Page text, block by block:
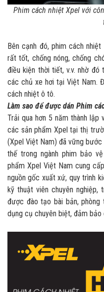
Phim cách nhiệt Xpel với
Bên cạnh đó, phim cách
rất tốt, chống nóng, chống
điều kiện thời tiết, v.v. nhờ
các chủ xe hơi tại Việt Nam.
cách nhiệt ô tô.
Làm sao để được dán Phim
Trải qua hơn 5 năm thành lập
các sản phẩm Xpel tại thị
(Xpel Việt Nam) đã vững
thế trong ngành phim bảo
phẩm Xpel Việt Nam cung
nguồn gốc xuất xứ, quy trình
kỹ thuật viên chuyên nghiệp,
được đào tạo bài bản,
dụng cụ chuyên biệt, đảm bảo